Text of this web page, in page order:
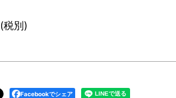
(税別)
Facebookでシェア